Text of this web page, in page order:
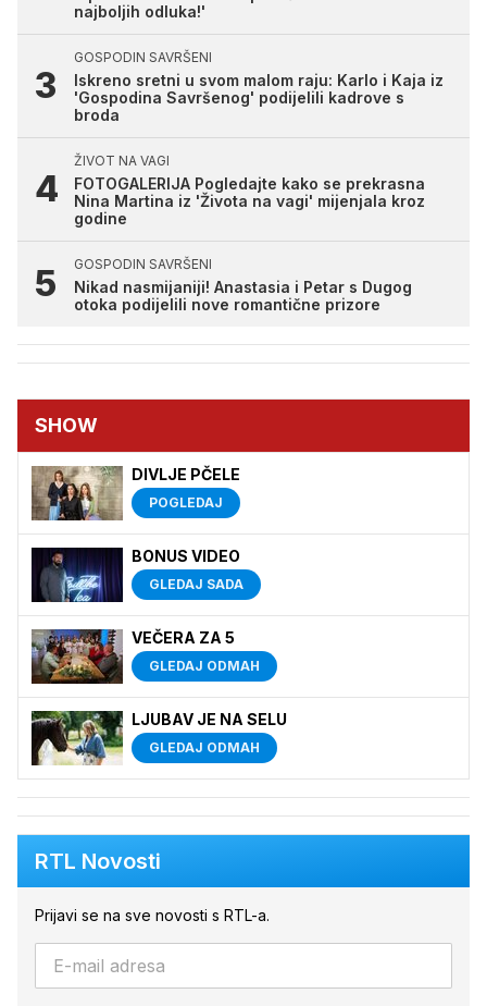
najboljih odluka!'
GOSPODIN SAVRŠENI
Iskreno sretni u svom malom raju: Karlo i Kaja iz
'Gospodina Savršenog' podijelili kadrove s
broda
ŽIVOT NA VAGI
FOTOGALERIJA Pogledajte kako se prekrasna
Nina Martina iz 'Života na vagi' mijenjala kroz
godine
GOSPODIN SAVRŠENI
Nikad nasmijaniji! Anastasia i Petar s Dugog
otoka podijelili nove romantične prizore
SHOW
DIVLJE PČELE
POGLEDAJ
BONUS VIDEO
GLEDAJ SADA
VEČERA ZA 5
GLEDAJ ODMAH
LJUBAV JE NA SELU
GLEDAJ ODMAH
RTL Novosti
Prijavi se na sve novosti s RTL-a.